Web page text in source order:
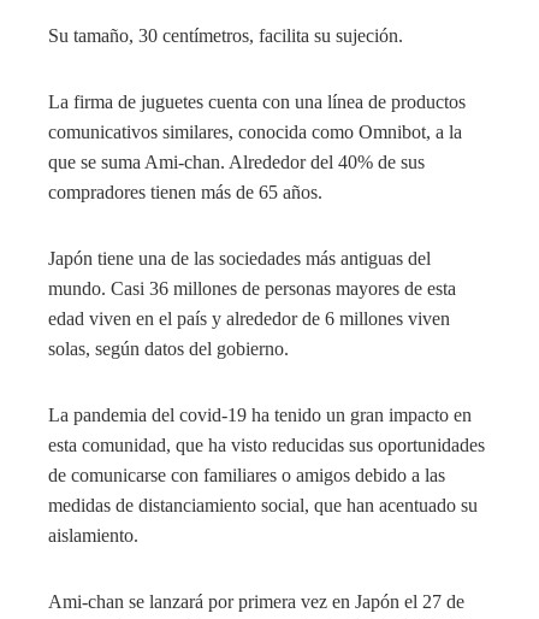
Su tamaño, 30 centímetros, facilita su sujeción.
La firma de juguetes cuenta con una línea de productos
comunicativos similares, conocida como Omnibot, a la
que se suma Ami-chan. Alrededor del 40% de sus
compradores tienen más de 65 años.
Japón tiene una de las sociedades más antiguas del
mundo. Casi 36 millones de personas mayores de esta
edad viven en el país y alrededor de 6 millones viven
solas, según datos del gobierno.
La pandemia del covid-19 ha tenido un gran impacto en
esta comunidad, que ha visto reducidas sus oportunidades
de comunicarse con familiares o amigos debido a las
medidas de distanciamiento social, que han acentuado su
aislamiento.
Ami-chan se lanzará por primera vez en Japón el 27 de